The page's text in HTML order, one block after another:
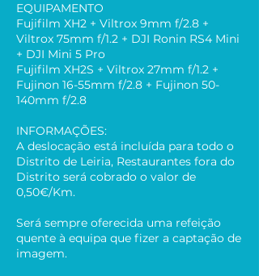
EQUIPAMENTO
Fujifilm XH2 + Viltrox 9mm f/2.8 +
Viltrox 75mm f/1.2 + DJI Ronin RS4 Mini
+ DJI Mini 5 Pro
Fujifilm XH2S + Viltrox 27mm f/1.2 +
Fujinon 16-55mm f/2.8 + Fujinon 50-
140mm f/2.8
INFORMAÇÕES:
A deslocação está incluída para todo o
Distrito de Leiria, Restaurantes fora do
Distrito será cobrado o valor de
0,50€/Km.
Será sempre oferecida uma refeição
quente à equipa que fizer a captação de
imagem.